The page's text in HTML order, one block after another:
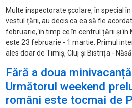
Multe inspectorate școlare, în special
vestul țării, au decis ca ea să fie
februarie, în timp ce în centrul țării și în
este 23 februarie - 1 martie. Primul
ales doar de Timiș, Cluj și Bistrița -
Fără a doua
Următorul weekend
români este tocmai de